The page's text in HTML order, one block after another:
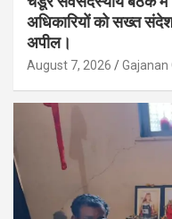
अधिकारियों को सख्त
अपील।
August 7, 2026 Gajanan